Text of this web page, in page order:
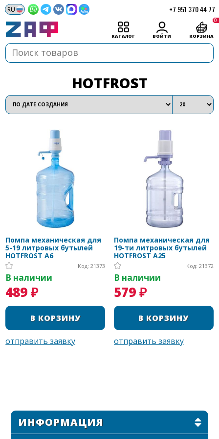
+7 951 370 44 77
КАТАЛОГ ВОЙТИ КОРЗИНА
0
HOTFROST
Помпа механическая для
5-19 литровых бутылей
HOTFROST A6
Код: 21373
В наличии
489 ₽
Помпа механическая для
19-ти литровых бутылей
HOTFROST A25
Код: 21372
В наличии
579 ₽
ИНФОРМАЦИЯ